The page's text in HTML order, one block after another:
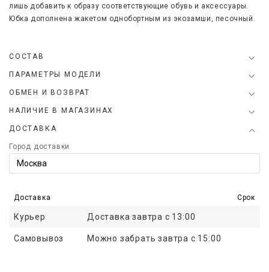
лишь добавить к образу соответствующие обувь и аксессуары.
Юбка дополнена жакетом однобортным из экозамши, песочный.
СОСТАВ
ПАРАМЕТРЫ МОДЕЛИ
ОБМЕН И ВОЗВРАТ
НАЛИЧИЕ В МАГАЗИНАХ
ДОСТАВКА
Город доставки
Доставка Срок
Курьер Доставка завтра с 13:00
Самовывоз Можно забрать завтра с 15:00